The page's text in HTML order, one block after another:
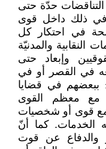
حدّة حتى
في ذلك داخل قوى
في احتكار كل
النقابية والمدنيّة
وإبعاد حتى
في القصر أو في
ببعضهم في قضايا
مع معظم القوى
مع قوى أو شخصيات
الخدمات. كما أنّ
والدفاع عن قوت